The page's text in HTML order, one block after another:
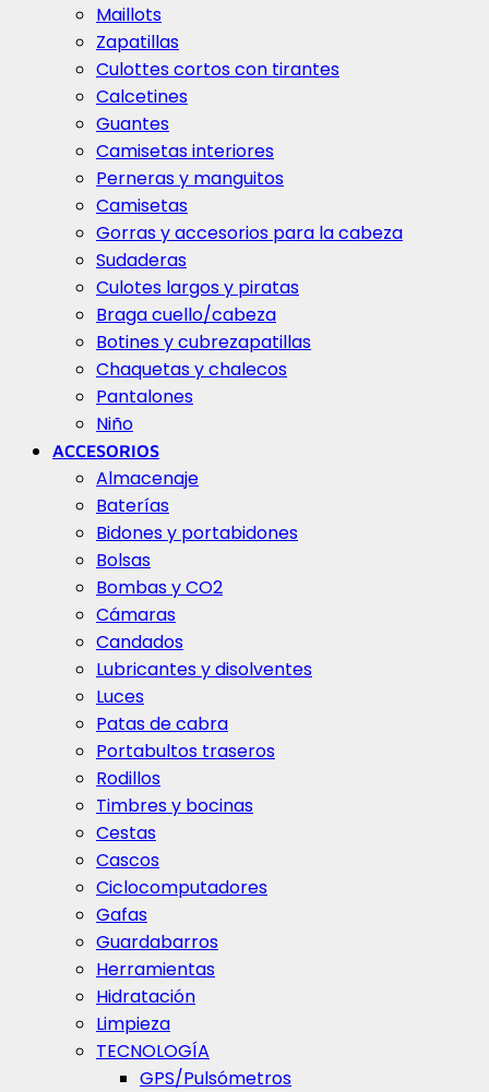
Maillots
Zapatillas
Culottes cortos con tirantes
Calcetines
Guantes
Camisetas interiores
Perneras y manguitos
Camisetas
Gorras y accesorios para la cabeza
Sudaderas
Culotes largos y piratas
Braga cuello/cabeza
Botines y cubrezapatillas
Chaquetas y chalecos
Pantalones
Niño
ACCESORIOS
Almacenaje
Baterías
Bidones y portabidones
Bolsas
Bombas y CO2
Cámaras
Candados
Lubricantes y disolventes
Luces
Patas de cabra
Portabultos traseros
Rodillos
Timbres y bocinas
Cestas
Cascos
Ciclocomputadores
Gafas
Guardabarros
Herramientas
Hidratación
Limpieza
TECNOLOGÍA
GPS/Pulsómetros